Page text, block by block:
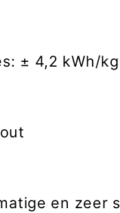
± 4,2 kWh/kg
en zeer